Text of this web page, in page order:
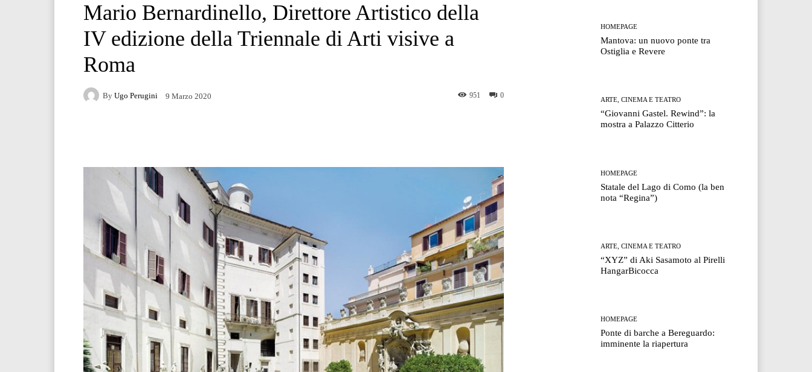
Mario Bernardinello, Direttore Artistico della
IV edizione della Triennale di Arti visive a
Roma
By Ugo Perugini 9 Marzo 2020 0
951
HOMEPAGE
Mantova: un nuovo ponte tra
Ostiglia e Revere
ARTE, CINEMA E TEATRO
“Giovanni Gastel. Rewind”: la
mostra a Palazzo Citterio
HOMEPAGE
Statale del Lago di Como (la ben
nota “Regina”)
ARTE, CINEMA E TEATRO
“XYZ” di Aki Sasamoto al Pirelli
HangarBicocca
HOMEPAGE
Ponte di barche a Bereguardo:
imminente la riapertura